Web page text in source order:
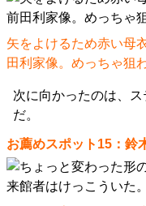
矢をよけるため赤い母
田利家像。めっちゃ狙
次に向かったのは、
だ。
お薦めスポット15：鈴